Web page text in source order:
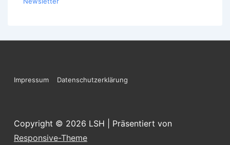
Footer-
Impressum Datenschutzerklärung
Copyright © 2026 LSH
| Präsentiert von
Responsive-Theme